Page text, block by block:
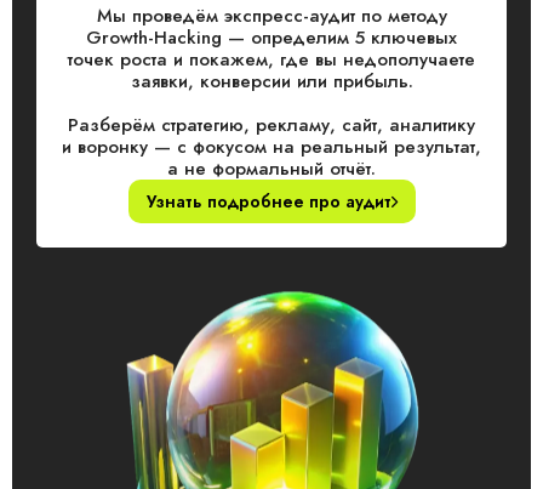
Мы проведём экспресс-аудит по методу
Growth-Hacking — определим 5 ключевых
точек роста и покажем, где вы недополучаете
заявки, конверсии или прибыль.
Разберём стратегию, рекламу, сайт, аналитику
и воронку — с фокусом на реальный результат,
а не формальный отчёт.
Узнать подробнее про аудит